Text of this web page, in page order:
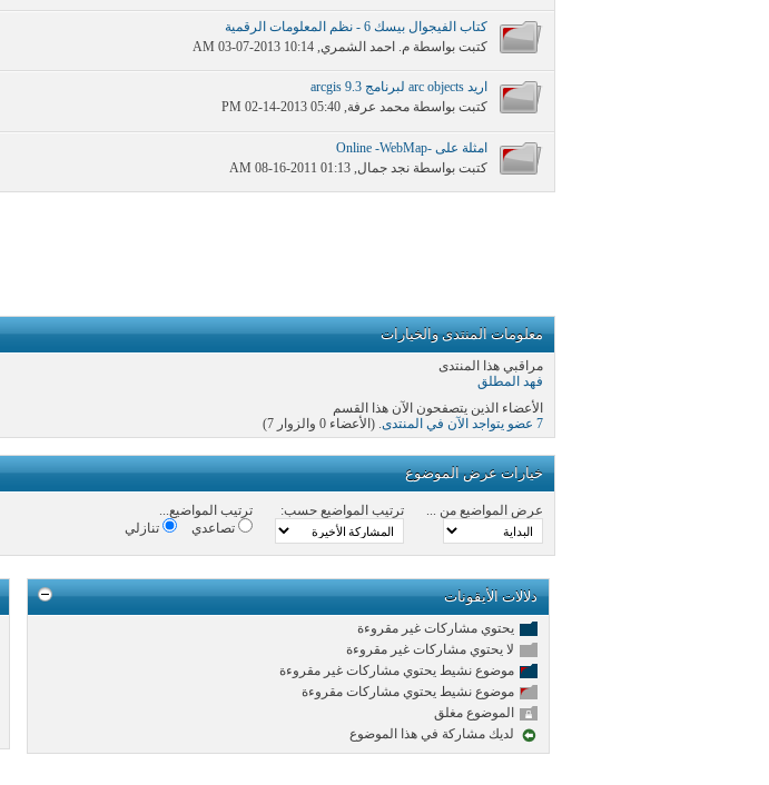
كتاب الفيجوال بيسك 6 - نظم المعلومات الرقمية
كتبت بواسطة م. احمد الشمري‏, 03-07-2013 10:14 AM
اريد arc objects لبرنامج arcgis 9.3
كتبت بواسطة محمد عرفة‏, 02-14-2013 05:40 PM
امثلة على -Online -WebMap
كتبت بواسطة نجد جمال‏, 08-16-2011 01:13 AM
معلومات المنتدى والخيارات
مراقبي هذا المنتدى
فهد المطلق
الأعضاء الذين يتصفحون الآن هذا القسم
7 عضو يتواجد الآن في المنتدى
. (الأعضاء 0 والزوار 7)
خيارات عرض الموضوع
عرض المواضيع من ... ترتيب المواضيع حسب:
ترتيب المواضيع...
تصاعدي
تنازلي
دلالات الأيقونات
يحتوي مشاركات غير مقروءة
لا يحتوي مشاركات غير مقروءة
موضوع نشيط يحتوي مشاركات غير مقروءة
موضوع نشيط يحتوي مشاركات مقروءة
الموضوع مغلق
لديك مشاركة في هذا الموضوع